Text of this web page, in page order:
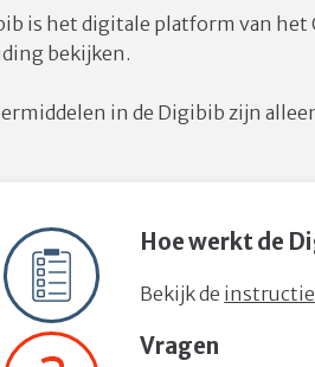
Hoe werkt de
Bekijk de
Vragen
is het digitale platform van het
bekijken.
in de Digibib zijn